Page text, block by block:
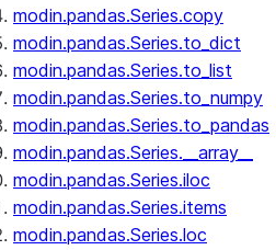
modin.pandas.Series.copy
modin.pandas.Series.to_dict
modin.pandas.Series.to_list
modin.pandas.Series.to_numpy
modin.pandas.Series.to_pandas
modin.pandas.Series.__array__
modin.pandas.Series.iloc
modin.pandas.Series.items
modin.pandas.Series.loc